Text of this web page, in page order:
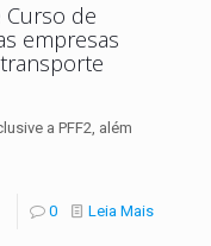
Curso de
empresas
a PFF2, além
0 Leia Mais